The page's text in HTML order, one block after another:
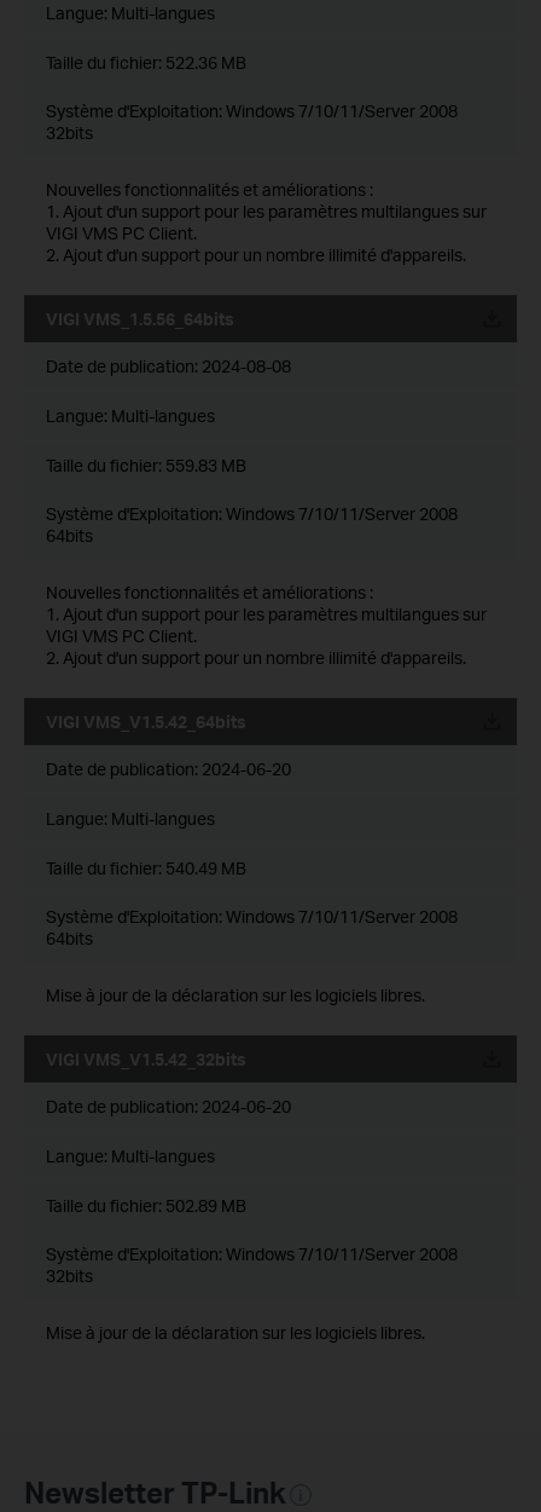
Langue: Multi-langues
Taille du fichier: 522.36 MB
Système d'Exploitation: Windows 7/10/11/Server 2008
32bits
Nouvelles fonctionnalités et améliorations :
1. Ajout d'un support pour les paramètres multilangues sur
VIGI VMS PC Client.
2. Ajout d'un support pour un nombre illimité d'appareils.
VIGI VMS_1.5.56_64bits
Date de publication: 2024-08-08
Langue: Multi-langues
Taille du fichier: 559.83 MB
Système d'Exploitation: Windows 7/10/11/Server 2008
64bits
Nouvelles fonctionnalités et améliorations :
1. Ajout d'un support pour les paramètres multilangues sur
VIGI VMS PC Client.
2. Ajout d'un support pour un nombre illimité d'appareils.
VIGI VMS_V1.5.42_64bits
Date de publication: 2024-06-20
Langue: Multi-langues
Taille du fichier: 540.49 MB
Système d'Exploitation: Windows 7/10/11/Server 2008
64bits
Mise à jour de la déclaration sur les logiciels libres.
VIGI VMS_V1.5.42_32bits
Date de publication: 2024-06-20
Langue: Multi-langues
Taille du fichier: 502.89 MB
Système d'Exploitation: Windows 7/10/11/Server 2008
32bits
Mise à jour de la déclaration sur les logiciels libres.
Newsletter TP-Link